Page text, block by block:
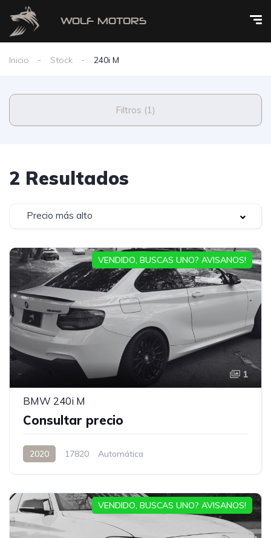
Inicio Stock 240i M
Filtros (1)
2 Resultados
Precio más alto
1
BMW 240i M
Consultar precio
2020 17820 Automática
VENDIDO, BUSCAS UNO? AVISANOS!
VENDIDO, BUSCAS UNO? AVISANOS!